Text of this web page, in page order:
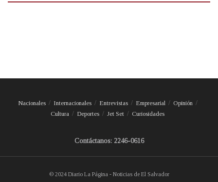
Nacionales Internacionales Entrevistas Empresarial
Opinión
Cultura
Deportes Jet Set Curiosidades
Contáctanos: 2246-0616
© 2024 Diario La Página - Noticias de El Salvador